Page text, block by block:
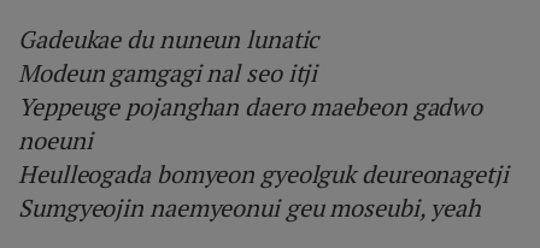
Gadeukae du nuneun lunatic
Modeun gamgagi nal seo itji
Yeppeuge pojanghan daero maebeon gadwo
noeuni
Heulleogada bomyeon gyeolguk deureonagetji
Sumgyeojin naemyeonui geu moseubi, yeah